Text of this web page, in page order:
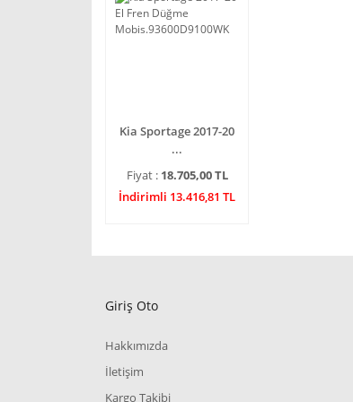
Kia Sportage 2017-20
...
Fiyat : 18.705,00 TL
İndirimli 13.416,81 TL
Giriş Oto
Hakkımızda
İletişim
Kargo Takibi